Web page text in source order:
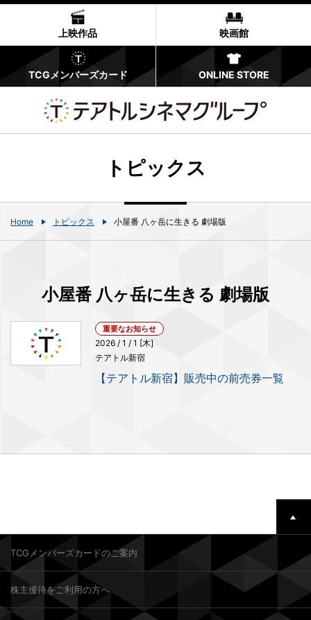
上映作品 映画館
TCGメンバーズカード ONLINE STORE
トピックス
Home トピックス ⼩屋番 ⼋ヶ岳に⽣きる 劇場版
⼩屋番 ⼋ヶ岳に⽣きる 劇場版
重要なお知らせ
2026 / 1 / 1 [木]
テアトル新宿
【テアトル新宿】販売中の前売券一覧
TCGメンバーズカードのご案内
株主優待をご利用の方へ